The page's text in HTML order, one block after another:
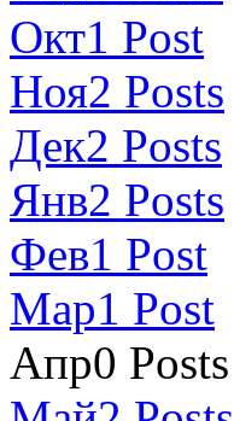
Окт1 Post
Ноя2 Posts
Дек2 Posts
Янв2 Posts
Фев1 Post
Мар1 Post
Апр0 Posts